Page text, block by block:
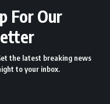
For Our
the latest breaking news
to your inbox.